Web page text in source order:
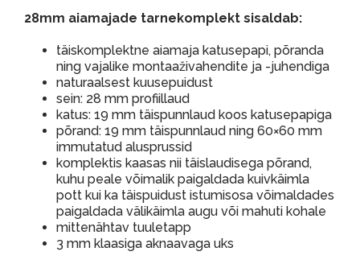
28mm aiamajade tarnekomplekt sisaldab:
täiskomplektne aiamaja katusepapi, põranda
ning vajalike montaaživahendite ja -juhendiga
naturaalsest kuusepuidust
sein: 28 mm profiillaud
katus: 19 mm täispunnlaud koos katusepapiga
põrand: 19 mm täispunnlaud ning 60×60 mm
immutatud alusprussid
komplektis kaasas nii täislaudisega põrand,
kuhu peale võimalik paigaldada kuivkäimla
pott kui ka täispuidust istumisosa võimaldades
paigaldada välikäimla augu või mahuti kohale
mittenähtav tuuletapp
3 mm klaasiga aknaavaga uks